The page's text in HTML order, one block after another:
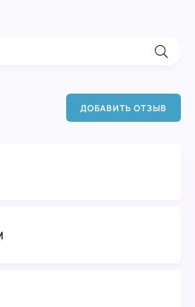
ДОБАВИТЬ ОТЗЫВ